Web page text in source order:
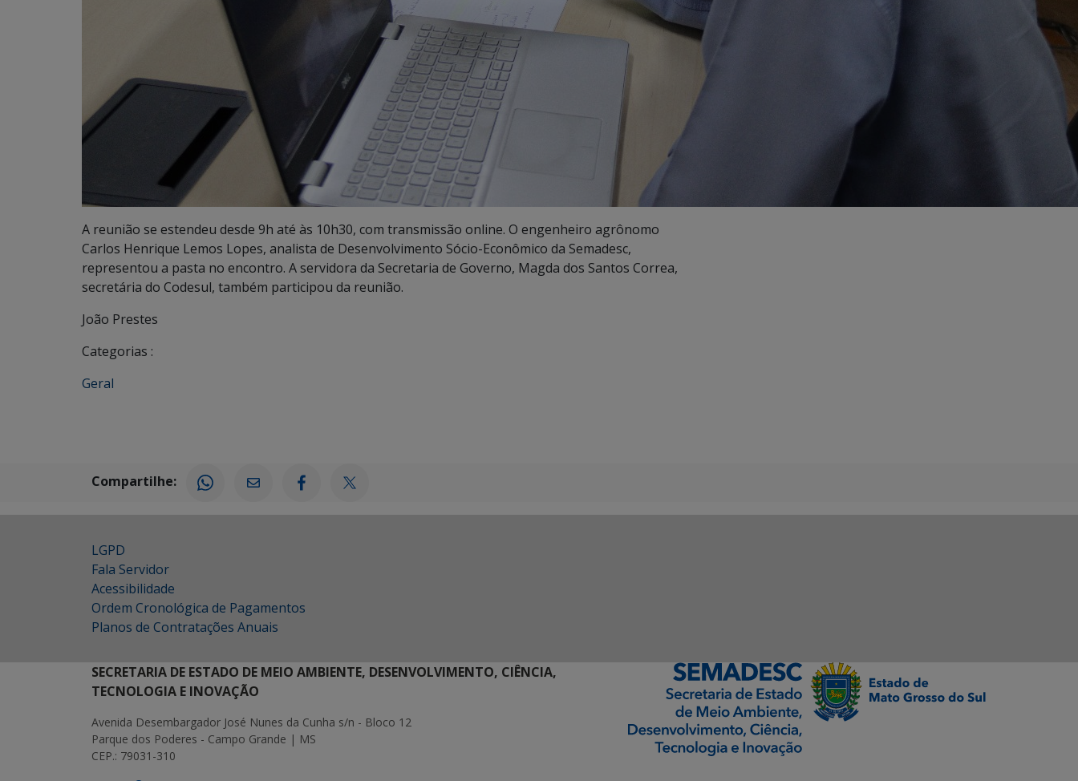
A reunião se estendeu desde 9h até às 10h30, com transmissão online. O engenheiro agrônomo
Carlos Henrique Lemos Lopes, analista de Desenvolvimento Sócio-Econômico da Semadesc,
representou a pasta no encontro. A servidora da Secretaria de Governo, Magda dos Santos Correa,
secretária do Codesul, também participou da reunião.
João Prestes
Categorias :
Geral
Compartilhe:
LGPD
Fala Servidor
Acessibilidade
Ordem Cronológica de Pagamentos
Planos de Contratações Anuais
SECRETARIA DE ESTADO DE MEIO AMBIENTE, DESENVOLVIMENTO, CIÊNCIA,
TECNOLOGIA E INOVAÇÃO
Avenida Desembargador José Nunes da Cunha s/n - Bloco 12
Parque dos Poderes - Campo Grande | MS
CEP.: 79031-310